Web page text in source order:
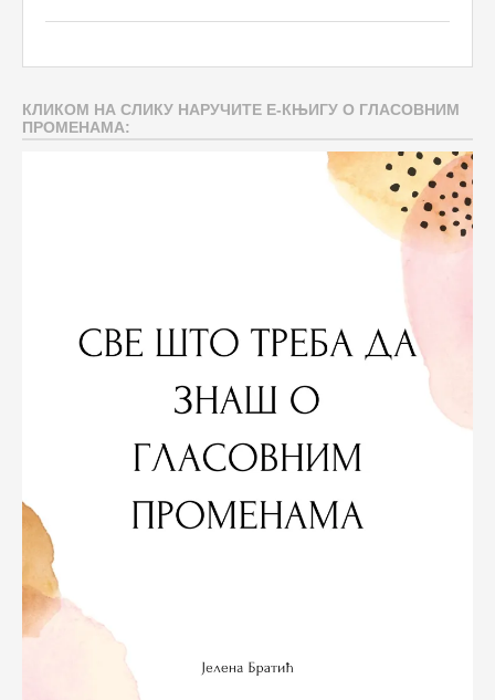
КЛИКОМ НА СЛИКУ НАРУЧИТЕ Е-КЊИГУ О ГЛАСОВНИМ
ПРОМЕНАМА: